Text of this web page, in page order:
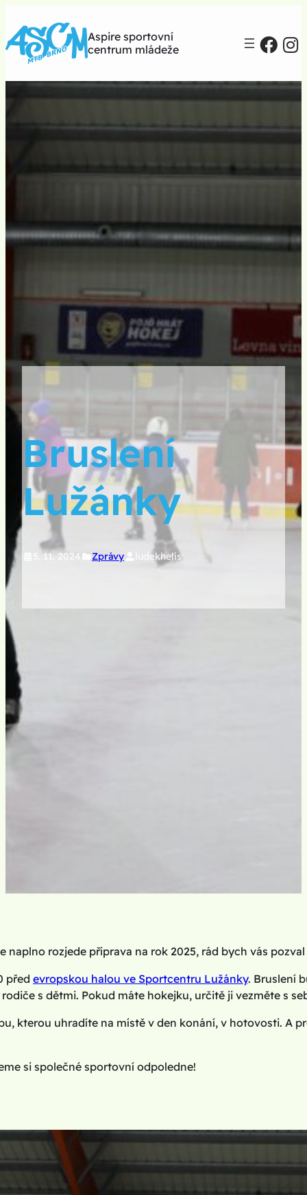
Aspire sportovní
centrum mládeže
Bruslení
Lužánky
5. 11. 2024 Zprávy ludekhelis
naplno rozjede příprava na rok 2025, rád bych vás
před evropskou halou ve Sportcentru Lužánky. Bruslení
s dětmi. Pokud máte hokejku, určitě ji vezměte s
kterou uhradíte na místě v den konání, v hotovosti. A
si společné sportovní odpoledne!